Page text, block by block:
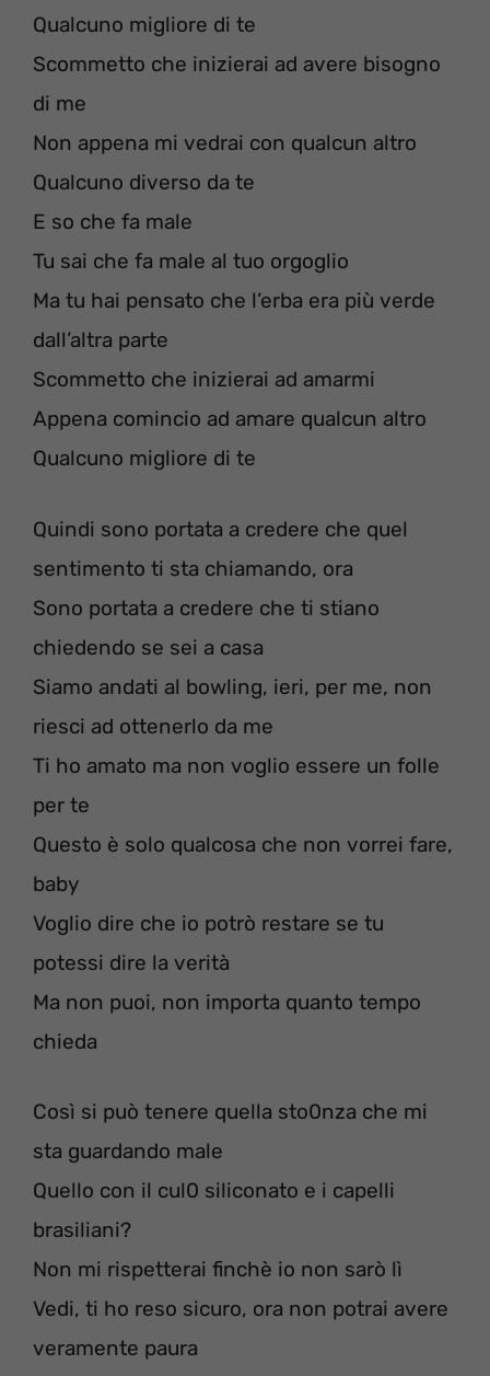
Qualcuno migliore di te
Scommetto che inizierai ad avere bisogno
di me
Non appena mi vedrai con qualcun altro
Qualcuno diverso da te
E so che fa male
Tu sai che fa male al tuo orgoglio
Ma tu hai pensato che l’erba era più verde
dall’altra parte
Scommetto che inizierai ad amarmi
Appena comincio ad amare qualcun altro
Qualcuno migliore di te
Quindi sono portata a credere che quel
sentimento ti sta chiamando, ora
Sono portata a credere che ti stiano
chiedendo se sei a casa
Siamo andati al bowling, ieri, per me, non
riesci ad ottenerlo da me
Ti ho amato ma non voglio essere un folle
per te
Questo è solo qualcosa che non vorrei fare,
baby
Voglio dire che io potrò restare se tu
potessi dire la verità
Ma non puoi, non importa quanto tempo
chieda
Così si può tenere quella sto0nza che mi
sta guardando male
Quello con il cul0 siliconato e i capelli
brasiliani?
Non mi rispetterai finchè io non sarò lì
Vedi, ti ho reso sicuro, ora non potrai avere
veramente paura